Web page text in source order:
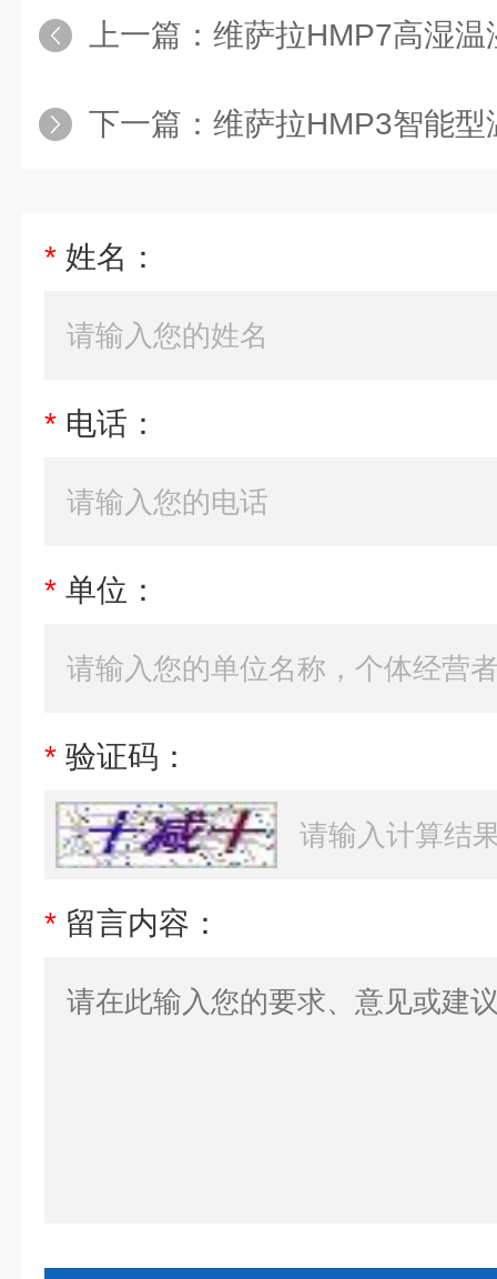
上一篇： 维萨拉HMP7高湿温湿度
下一篇： 维萨拉HMP3智能型
* 姓名：
* 电话：
* 单位：
* 验证码：
* 留言内容：